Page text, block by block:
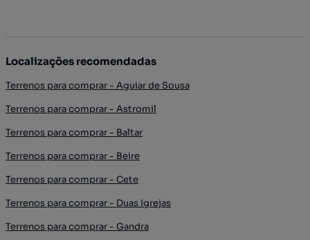
Localizações recomendadas
Terrenos para comprar - Aguiar de Sousa
Terrenos para comprar - Astromil
Terrenos para comprar - Baltar
Terrenos para comprar - Beire
Terrenos para comprar - Cete
Terrenos para comprar - Duas Igrejas
Terrenos para comprar - Gandra